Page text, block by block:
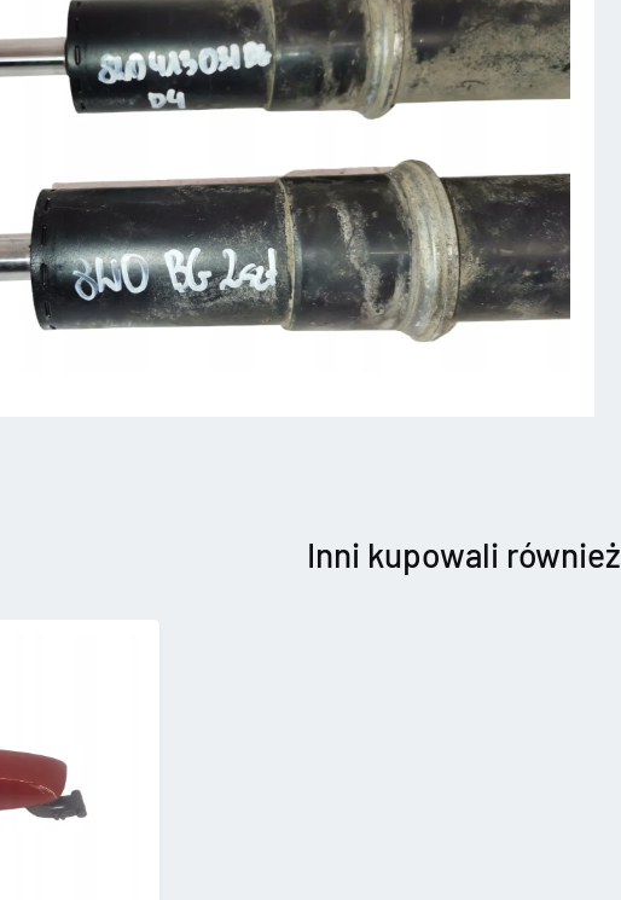
Inni kupowali również